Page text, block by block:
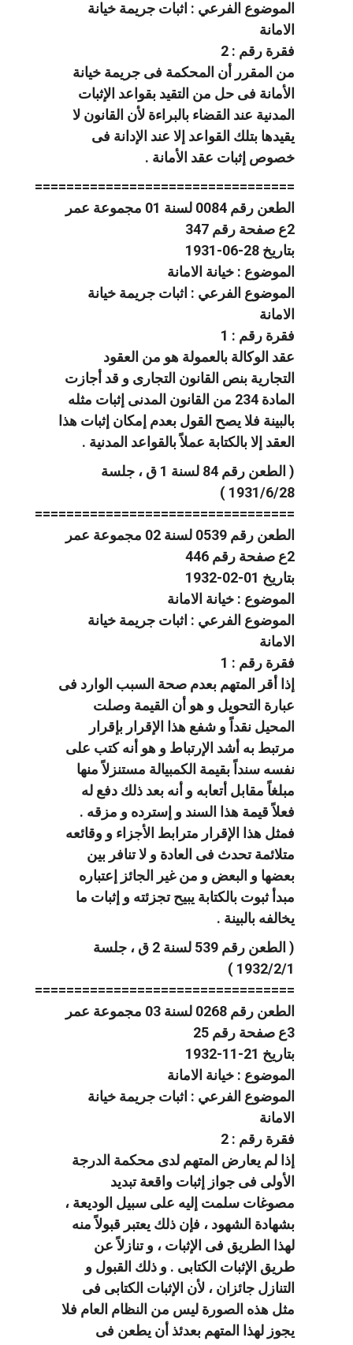
الموضوع الفرعي : اثبات جريمة خيانة
الامانة
فقرة رقم : 2
من المقرر أن المحكمة فى جريمة خيانة
الأمانة فى حل من التقيد بقواعد الإثبات
المدنية عند القضاء بالبراءة لأن القانون لا
يقيدها بتلك القواعد إلا عند الإدانة فى
خصوص إثبات عقد الأمانة .
=================================
الطعن رقم 0084 لسنة 01 مجموعة عمر
2ع صفحة رقم 347
بتاريخ 28-06-1931
الموضوع : خيانة الامانة
الموضوع الفرعي : اثبات جريمة خيانة
الامانة
فقرة رقم : 1
عقد الوكالة بالعمولة هو من العقود
التجارية بنص القانون التجارى و قد أجازت
المادة 234 من القانون المدنى إثبات مثله
بالبينة فلا يصح القول بعدم إمكان إثبات هذا
العقد إلا بالكتابة عملاً بالقواعد المدنية .
( الطعن رقم 84 لسنة 1 ق ، جلسة
1931/6/28 )
=================================
الطعن رقم 0539 لسنة 02 مجموعة عمر
2ع صفحة رقم 446
بتاريخ 01-02-1932
الموضوع : خيانة الامانة
الموضوع الفرعي : اثبات جريمة خيانة
الامانة
فقرة رقم : 1
إذا أقر المتهم بعدم صحة السبب الوارد فى
عبارة التحويل و هو أن القيمة وصلت
المحيل نقداً و شفع هذا الإقرار بإقرار
مرتبط به أشد الإرتباط و هو أنه كتب على
نفسه سنداً بقيمة الكمبيالة مستنزلاً منها
مبلغاً مقابل أتعابه و أنه بعد ذلك دفع له
فعلاً قيمة هذا السند و إسترده و مزقه .
فمثل هذا الإقرار مترابط الأجزاء و وقائعه
متلائمة تحدث فى العادة و لا تنافر بين
بعضها و البعض و من غير الجائز إعتباره
مبدأ ثبوت بالكتابة يبيح تجزئته و إثبات ما
يخالفه بالبينة .
( الطعن رقم 539 لسنة 2 ق ، جلسة
1932/2/1 )
=================================
الطعن رقم 0268 لسنة 03 مجموعة عمر
3ع صفحة رقم 25
بتاريخ 21-11-1932
الموضوع : خيانة الامانة
الموضوع الفرعي : اثبات جريمة خيانة
الامانة
فقرة رقم : 2
إذا لم يعارض المتهم لدى محكمة الدرجة
الأولى فى جواز إثبات واقعة تبديد
مصوغات سلمت إليه على سبيل الوديعة ،
بشهادة الشهود ، فإن ذلك يعتبر قبولاً منه
لهذا الطريق فى الإثبات ، و تنازلاً عن
طريق الإثبات الكتابى . و ذلك القبول و
التنازل جائزان ، لأن الإثبات الكتابى فى
مثل هذه الصورة ليس من النظام العام فلا
يجوز لهذا المتهم بعدئذ أن يطعن فى